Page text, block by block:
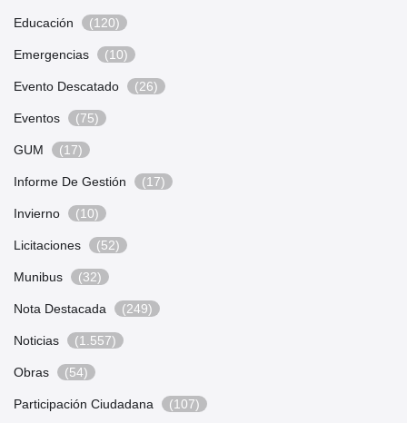
Educación (120)
Emergencias (10)
Evento Descatado (26)
Eventos (75)
GUM (17)
Informe De Gestión (17)
Invierno (10)
Licitaciones (52)
Munibus (32)
Nota Destacada (249)
Noticias (1.557)
Obras (54)
Participación Ciudadana (107)